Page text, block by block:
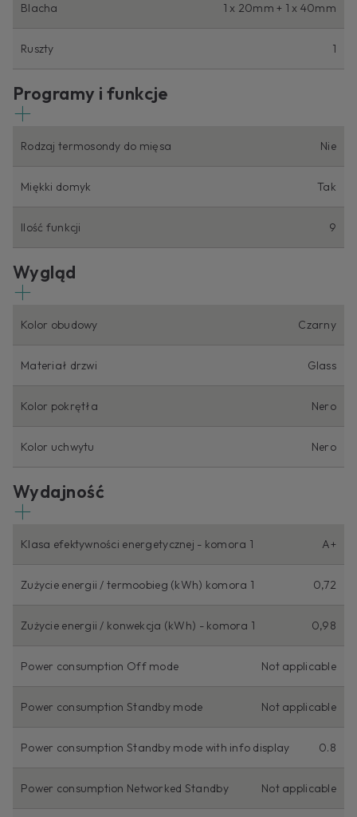
Blacha 1 x 20mm + 1 x 40mm
Ruszty 1
Programy i funkcje
Rodzaj termosondy do mięsa Nie
Miękki domyk Tak
Ilość funkcji 9
Wygląd
Kolor obudowy Czarny
Materiał drzwi Glass
Kolor pokrętła Nero
Kolor uchwytu Nero
Wydajność
Klasa efektywności energetycznej - komora 1 A+
Zużycie energii / termoobieg (kWh) komora 1 0,72
Zużycie energii / konwekcja (kWh) - komora 1 0,98
Power consumption Off mode Not applicable
Power consumption Standby mode Not applicable
Power consumption Standby mode with info display 0.8
Power consumption Networked Standby Not applicable